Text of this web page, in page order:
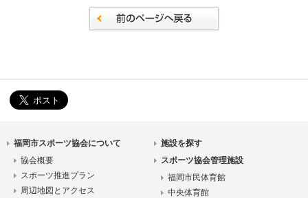
福岡市スポーツ協会について
協会概要
スポーツ推進プラン
周辺地図とアクセス
施設を探す
スポーツ協会管理施設
福岡市民体育館
中央体育館